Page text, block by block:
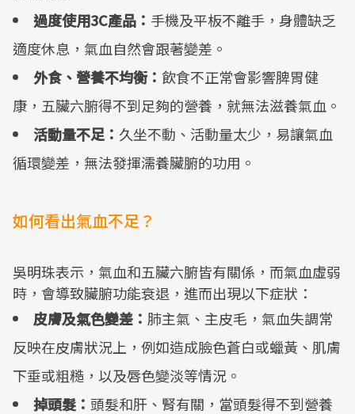
過度使用3C產品： 手機及平板不離手，身體缺乏
適度休息，氣血自然會跟著變差。
外食、營養不均衡： 飲食不正常會影響脾胃健
康，五臟六腑得不到足夠的營養，就無法滋養氣血。
活動量不足： 久坐不動、活動量太少，易讓氣血
循環變差，無法發揮濡養臟腑的功用。
如何看出氣血不足？
吳明珠表示，氣血和五臟六腑皆有關係，而氣血虛弱
時，會導致臟腑功能衰退，進而出現以下症狀：
皮膚及氣色變差： 肺主氣、主皮毛，氣血失調常
反映在皮膚狀況上，例如造成臉色蒼白或蠟黃、肌膚
下垂或粗糙，以及唇色變淡等情況。
掉頭髮： 頭髮和肝、腎有關，當頭髮得不到營養